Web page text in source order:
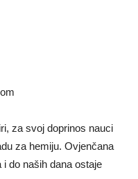
za svoj doprinos nauci
za hemiju. Ovjenčana
do naših dana ostaje